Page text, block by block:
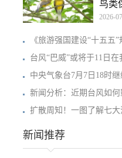
鸟类
2026-
《旅游强国建设“十五五
台风“巴威”或将于11日
中央气象台7月7日18时
新闻分析：近期台风如何
扩散周知！一图了解七
新闻推荐